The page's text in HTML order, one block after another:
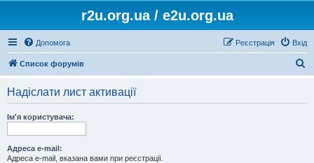
r2u.org.ua / e2u.org.ua
Допомога Вхід
Реєстрація
Список форумів
Надіслати лист активації
Ім'я користувача:
Адреса e-mail:
Адреса e-mail, вказана вами при реєстрації.